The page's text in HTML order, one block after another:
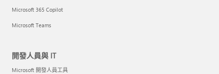
Microsoft 365 Copilot
Microsoft Teams
開發人員與 IT
Microsoft 開發人員工具